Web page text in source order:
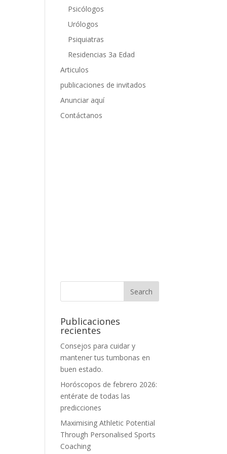
Psicólogos
Urólogos
Psiquiatras
Residencias 3a Edad
Articulos
publicaciones de invitados
Anunciar aquí
Contáctanos
Publicaciones
recientes
Consejos para cuidar y
mantener tus tumbonas en
buen estado.
Horóscopos de febrero 2026:
entérate de todas las
predicciones
Maximising Athletic Potential
Through Personalised Sports
Coaching